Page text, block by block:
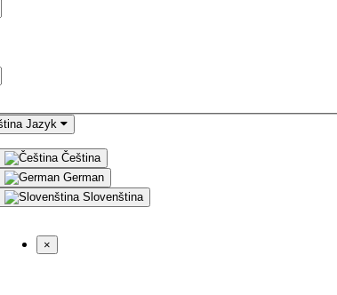
Jazyk
Čeština
German
Slovenština
×